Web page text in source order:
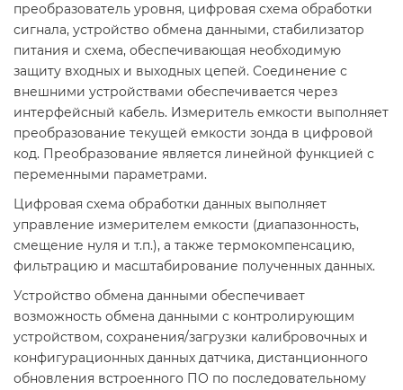
преобразователь уровня, цифровая схема обработки
сигнала, устройство обмена данными, стабилизатор
питания и схема, обеспечивающая необходимую
защиту входных и выходных цепей. Соединение с
внешними устройствами обеспечивается через
интерфейсный кабель. Измеритель емкости выполняет
преобразование текущей емкости зонда в цифровой
код. Преобразование является линейной функцией с
переменными параметрами.
Цифровая схема обработки данных выполняет
управление измерителем емкости (диапазонность,
смещение нуля и т.п.), а также термокомпенсацию,
фильтрацию и масштабирование полученных данных.
Устройство обмена данными обеспечивает
возможность обмена данными с контролирующим
устройством, сохранения/загрузки калибровочных и
конфигурационных данных датчика, дистанционного
обновления встроенного ПО по последовательному